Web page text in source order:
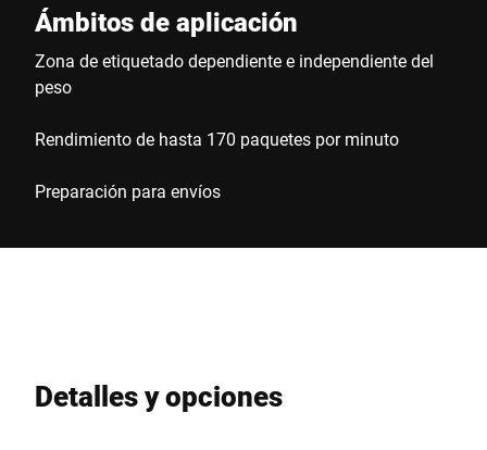
Ámbitos de aplicación
Zona de etiquetado dependiente e independiente del
peso
Rendimiento de hasta 170 paquetes por minuto
Preparación para envíos
Detalles y opciones